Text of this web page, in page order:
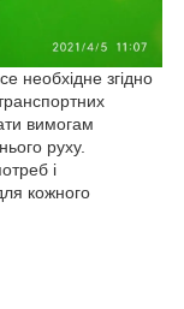
необхідне згідно
вимогам
руху.
і
кожного